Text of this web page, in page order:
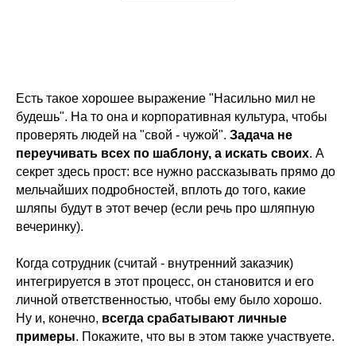
Есть такое хорошее выражение "Насильно мил не
будешь". На то она и корпоративная культура, чтобы
проверять людей на "свой - чужой". Задача не
переучивать всех по шаблону, а искать своих. А
секрет здесь прост: все нужно рассказывать прямо до
мельчайших подробностей, вплоть до того, какие
шляпы будут в этот вечер (если речь про шляпную
вечеринку).
Когда сотрудник (считай - внутренний заказчик)
интегрируется в этот процесс, он становится и его
личной ответственностью, чтобы ему было хорошо.
Ну и, конечно, всегда срабатывают личные
примеры. Покажите, что вы в этом также участвуете.